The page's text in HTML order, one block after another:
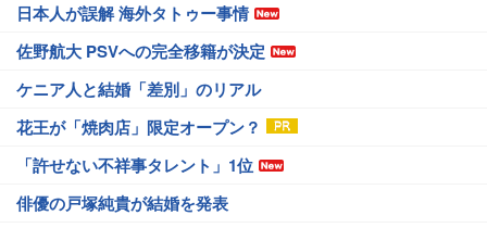
日本人が誤解 海外タトゥー事情
佐野航大 PSVへの完全移籍が決定
ケニア人と結婚「差別」のリアル
花王が「焼肉店」限定オープン？
「許せない不祥事タレント」1位
俳優の戸塚純貴が結婚を発表